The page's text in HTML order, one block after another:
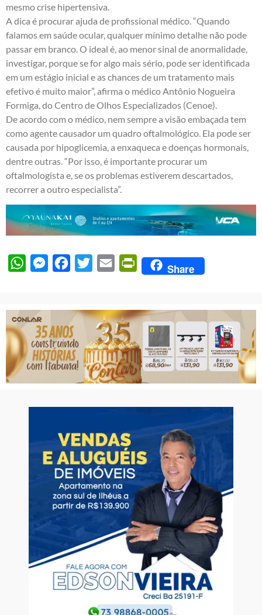
mesmo crise hipertensiva.
A dica é procurar ajuda de profissional médico. “Quando
falamos em saúde ocular, qualquer mínimo detalhe não pode
passar em branco. O ideal é, ao menor sinal de anormalidade,
investigar, porque se for algo mais sério, pode ser identificada
em um estágio inicial e as chances de um tratamento mais
efetivo é muito maior”, afirma o médico Antônio Nogueira
Formiga, do Centro de Olhos Especializados (Cenoe).
De acordo com o médico, nem sempre a visão embaçada tem
como agente causador um quadro oftalmológico. Ela pode ser
causada por hipoglicemia, a enxaqueca e doenças hormonais,
dentre outras. “Por isso, é importante procurar um
oftalmologista e, se os problemas estiverem descartados,
recorrer a outro especialista”.
WhatsAppMessengerFacebook
Twitter Email PrintFriendly
Share